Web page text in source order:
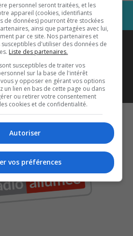
Countryest diffusé
sur1033 HD2
aussi sur…
personnel seront traitées, et les
appareil (cookies, identifiants
de données) pourront être stockées
ainsi que partagées avec lui,
par ce site. Nos partenaires et
d'utiliser des données de
Liste des partenaires.
susceptibles de traiter vos
sur la base de l'intérêt
y opposer en gérant vos options
un lien en bas de cette page ou dans
ou retirer votre consentement
cookies et de confidentialité.
Autoriser
vos préférences